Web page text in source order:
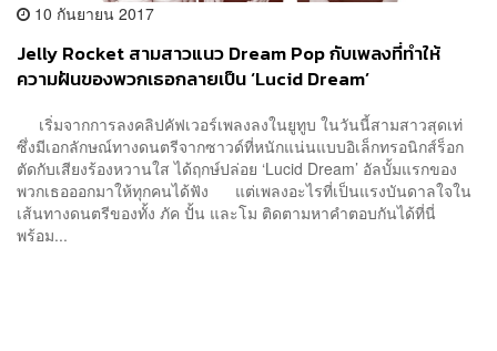
10 กันยายน 2017
Jelly Rocket สามสาวแนว Dream Pop กับเพลงที่ทำให้
ความฝันของพวกเธอกลายเป็น ‘Lucid Dream’
เริ่มจากการลงคลิปคัฟเวอร์เพลงลงในยูทูบ ในวันนี้สามสาวสุดเท่
ซึ่งมีเอกลักษณ์ทางดนตรีจากซาวด์ที่หนักแน่นแบบอิเล็กทรอนิกส์ร็อก
ตัดกับเสียงร้องหวานใส ได้ฤกษ์ปล่อย ‘Lucid Dream’ อัลบั้มแรกของ
พวกเธอออกมาให้ทุกคนได้ฟัง แต่เพลงอะไรที่เป็นแรงบันดาลใจใน
เส้นทางดนตรีของทั้ง ภัค ปั้น และโม ติดตามหาคำตอบกันได้ที่นี่
พร้อม...